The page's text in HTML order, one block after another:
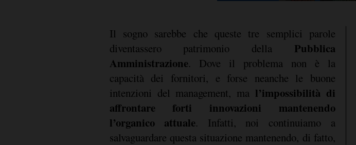
Il sogno sarebbe che queste tre semplici parole
diventassero patrimonio della Pubblica
Amministrazione. Dove il problema non è la
capacità dei fornitori, e forse neanche le buone
intenzioni del management, ma l’impossibilità di
affrontare forti innovazioni mantenendo
l’organico attuale. Infatti, noi continuiamo a
salvaguardare questa situazione mantenendo, di fatto,